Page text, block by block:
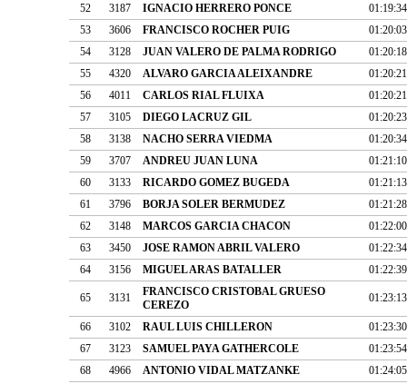
52
3187 IGNACIO HERRERO PONCE
01:19:34
53
3606 FRANCISCO ROCHER PUIG
01:20:03
54
3128 JUAN VALERO DE PALMA RODRIGO
01:20:18
55
4320 ALVARO GARCIA ALEIXANDRE
01:20:21
56
4011 CARLOS RIAL FLUIXA
01:20:21
57
3105 DIEGO LACRUZ GIL
01:20:23
58
3138 NACHO SERRA VIEDMA
01:20:34
59
3707 ANDREU JUAN LUNA
01:21:10
60
3133 RICARDO GOMEZ BUGEDA
01:21:13
61
3796 BORJA SOLER BERMUDEZ
01:21:28
62
3148 MARCOS GARCIA CHACON
01:22:00
63
3450 JOSE RAMON ABRIL VALERO
01:22:34
64
3156 MIGUEL ARAS BATALLER 01:22:39
65 3131
FRANCISCO CRISTOBAL GRUESO
CEREZO
01:23:13
66 3102 RAUL LUIS CHILLERON
01:23:30
67
3123 SAMUEL PAYA GATHERCOLE
01:23:54
68
4966 ANTONIO VIDAL MATZANKE
01:24:05